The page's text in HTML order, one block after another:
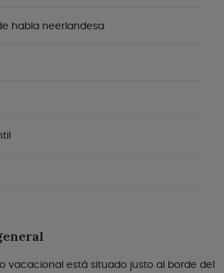
habla neerlandesa
vacacional está situado justo al borde del